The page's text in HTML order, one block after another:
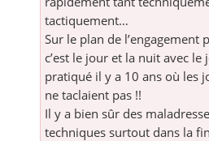
tactiquement…
Sur le plan de l’engagement
c’est le jour et la nuit avec le
pratiqué il y a 10 ans où les
ne taclaient pas !!
Il y a bien sûr des
techniques surtout dans la